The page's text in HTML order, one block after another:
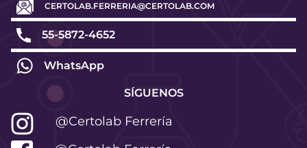
CERTOLAB.FERRERIA@CERTOLAB.COM
55-5872-4652
WhatsApp
SÍGUENOS
@Certolab Ferrería